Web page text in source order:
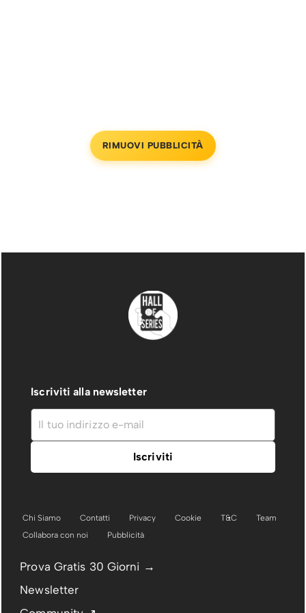
RIMUOVI PUBBLICITÀ
Iscriviti alla newsletter
Chi Siamo Contatti Privacy Cookie T&C
Team
Collabora con noi
Pubblicità
Prova Gratis 30 Giorni →
Newsletter